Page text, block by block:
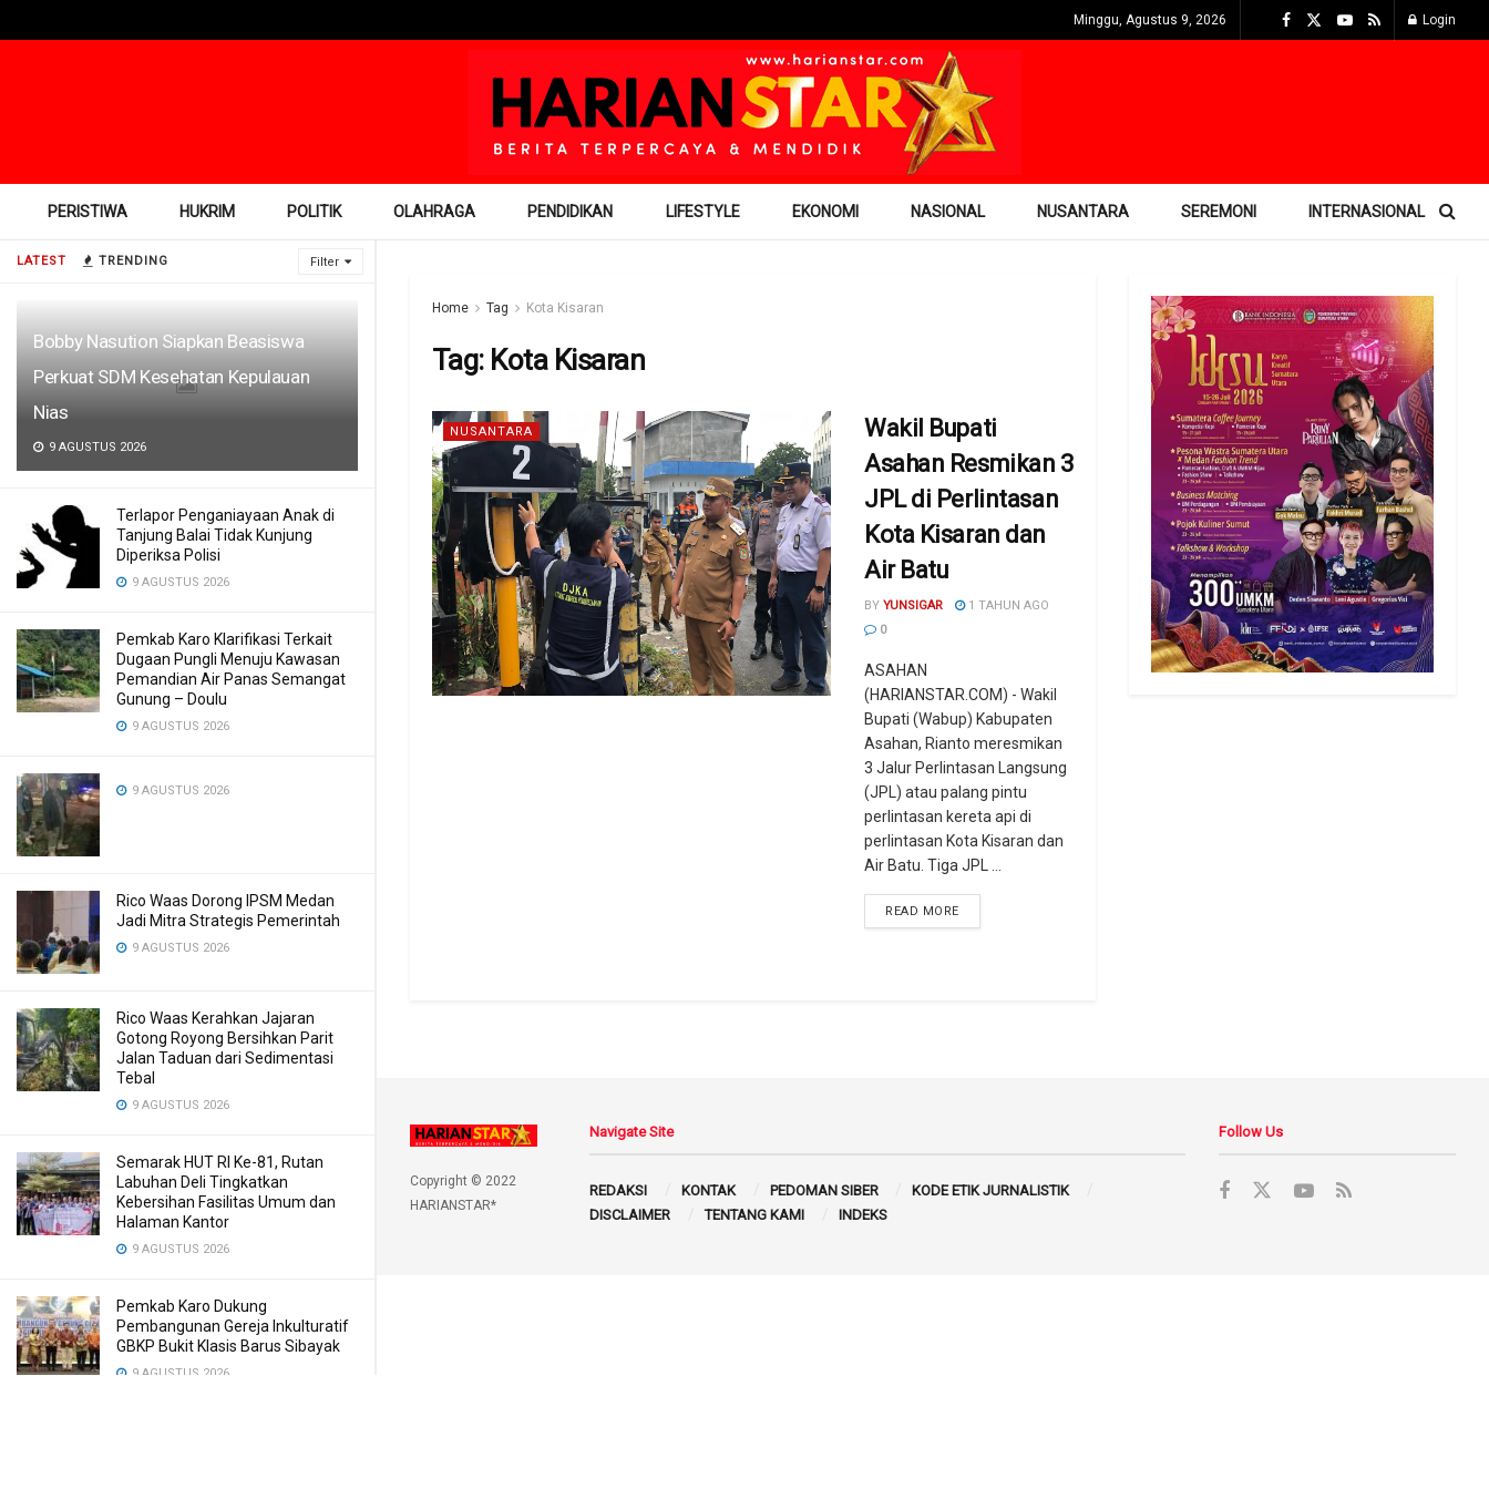
LATEST TRENDING Filter
Bobby Nasution Siapkan Beasiswa
Perkuat SDM Kesehatan Kepulauan
Nias
9 AGUSTUS 2026
Terlapor Penganiayaan Anak di
Tanjung Balai Tidak Kunjung
Diperiksa Polisi
9 AGUSTUS 2026
Pemkab Karo Klarifikasi Terkait
Dugaan Pungli Menuju Kawasan
Pemandian Air Panas Semangat
Gunung – Doulu ‎
9 AGUSTUS 2026
9 AGUSTUS 2026
Rico Waas Dorong IPSM Medan
Jadi Mitra Strategis Pemerintah
9 AGUSTUS 2026
Rico Waas Kerahkan Jajaran
Gotong Royong Bersihkan Parit
Jalan Taduan dari Sedimentasi
Tebal
9 AGUSTUS 2026
Semarak HUT RI Ke-81, Rutan
Labuhan Deli Tingkatkan
Kebersihan Fasilitas Umum dan
Halaman Kantor
9 AGUSTUS 2026
Pemkab Karo Dukung
Pembangunan Gereja Inkulturatif
GBKP Bukit Klasis Barus Sibayak
9 AGUSTUS 2026
Minggu, Agustus 9, 2026 Login
PERISTIWA HUKRIM POLITIK OLAHRAGA PENDIDIKAN LIFESTYLE EKONOMI NASIONAL NUSANTARA SEREMONI INTERNASIONAL
Home Tag Kota Kisaran
Tag: Kota Kisaran
NUSANTARA
Wakil Bupati
Asahan Resmikan 3
JPL di Perlintasan
Kota Kisaran dan
Air Batu
BY YUNSIGAR
1 TAHUN AGO
0
ASAHAN
(HARIANSTAR.COM) - Wakil
Bupati (Wabup) Kabupaten
Asahan, Rianto meresmikan
3 Jalur Perlintasan Langsung
(JPL) atau palang pintu
perlintasan kereta api di
perlintasan Kota Kisaran dan
Air Batu. Tiga JPL ...
READ MORE
Copyright © 2022
HARIANSTAR*
Navigate Site
REDAKSI KONTAK PEDOMAN SIBER
KODE ETIK JURNALISTIK
DISCLAIMER
TENTANG KAMI INDEKS
Follow Us